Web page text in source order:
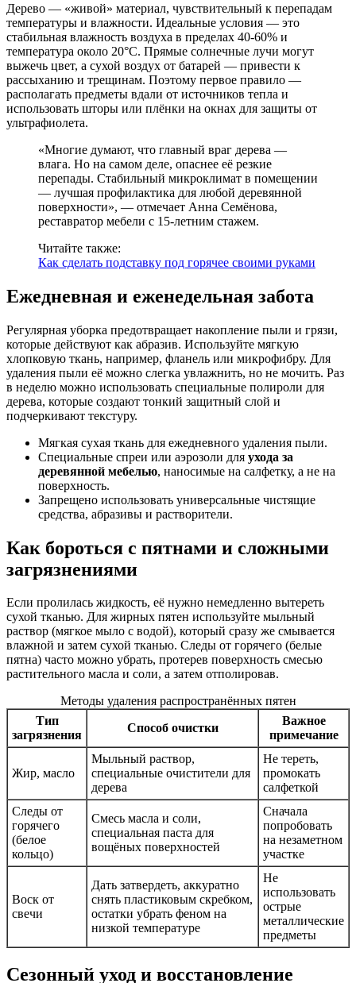
Дерево — «живой» материал, чувствительный к перепадам
температуры и влажности. Идеальные условия — это
стабильная влажность воздуха в пределах 40-60% и
температура около 20°C. Прямые солнечные лучи могут
выжечь цвет, а сухой воздух от батарей — привести к
рассыханию и трещинам. Поэтому первое правило —
располагать предметы вдали от источников тепла и
использовать шторы или плёнки на окнах для защиты от
ультрафиолета.
«Многие думают, что главный враг дерева —
влага. Но на самом деле, опаснее её резкие
перепады. Стабильный микроклимат в помещении
— лучшая профилактика для любой деревянной
поверхности», — отмечает Анна Семёнова,
реставратор мебели с 15-летним стажем.
Читайте также:
Как сделать подставку под горячее своими руками
Ежедневная и еженедельная забота
Регулярная уборка предотвращает накопление пыли и грязи,
которые действуют как абразив. Используйте мягкую
хлопковую ткань, например, фланель или микрофибру. Для
удаления пыли её можно слегка увлажнить, но не мочить. Раз
в неделю можно использовать специальные полироли для
дерева, которые создают тонкий защитный слой и
подчеркивают текстуру.
Мягкая сухая ткань для ежедневного удаления пыли.
Специальные спреи или аэрозоли для ухода за
деревянной мебелью, наносимые на салфетку, а не на
поверхность.
Запрещено использовать универсальные чистящие
средства, абразивы и растворители.
Как бороться с пятнами и сложными
загрязнениями
Если пролилась жидкость, её нужно немедленно вытереть
сухой тканью. Для жирных пятен используйте мыльный
раствор (мягкое мыло с водой), который сразу же смывается
влажной и затем сухой тканью. Следы от горячего (белые
пятна) часто можно убрать, протерев поверхность смесью
растительного масла и соли, а затем отполировав.
Методы удаления распространённых пятен
Тип
загрязнения
Способ очистки
Важное
примечание
Жир, масло
Мыльный раствор,
специальные очистители для
дерева
Не тереть,
промокать
салфеткой
Следы от
горячего
(белое
кольцо)
Смесь масла и соли,
специальная паста для
вощёных поверхностей
Сначала
попробовать
на незаметном
участке
Воск от
свечи
Дать затвердеть, аккуратно
снять пластиковым скребком,
остатки убрать феном на
низкой температуре
Не
использовать
острые
металлические
предметы
Сезонный уход и восстановление